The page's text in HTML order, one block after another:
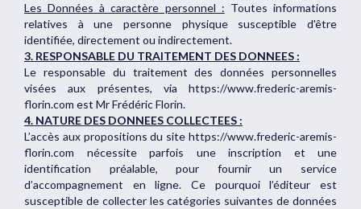
Les Données à caractère personnel : Toutes informations
relatives à une personne physique susceptible d'être
identifiée, directement ou indirectement.
3. RESPONSABLE DU TRAITEMENT DES DONNEES :
Le responsable du traitement des données personnelles
visées aux présentes, via https://www.frederic-aremis-
florin.com est Mr Frédéric Florin.
4. NATURE DES DONNEES COLLECTEES :
L’accès aux propositions du site https://www.frederic-aremis-
florin.com nécessite parfois une inscription et une
identification préalable, pour fournir un service
d’accompagnement en ligne. Ce pourquoi l’éditeur est
susceptible de collecter les catégories suivantes de données